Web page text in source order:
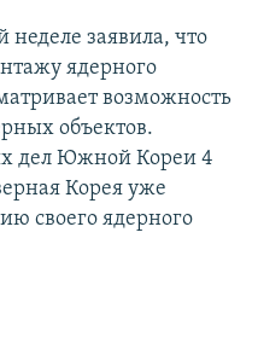
заявила, что
ядерного
возможность
объектов.
дел Южной Кореи 4
Корея уже
своего ядерного